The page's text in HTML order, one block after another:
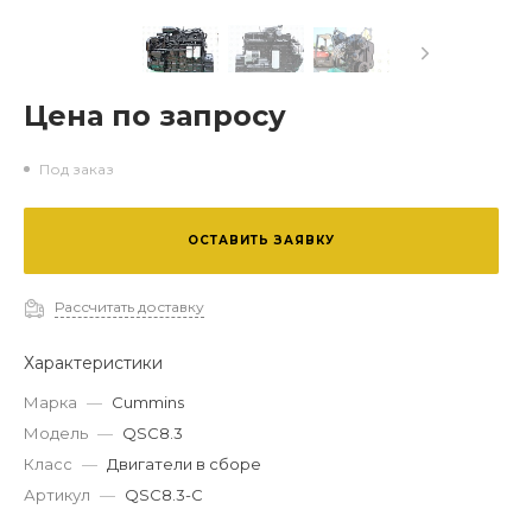
Двигатель Cummins QSC8.3-С
Цена по запросу
Под заказ
ОСТАВИТЬ ЗАЯВКУ
Рассчитать доставку
Характеристики
Марка — Cummins
Модель — QSC8.3
Класс — Двигатели в сборе
Артикул — QSC8.3-С